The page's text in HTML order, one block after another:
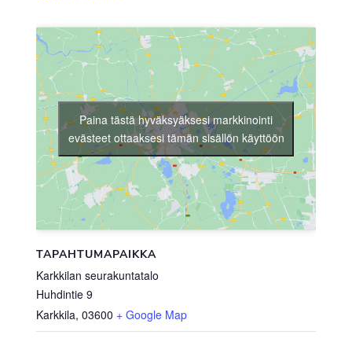
TAPAHTUMAPAIKKA
Karkkilan seurakuntatalo
Huhdintie 9
Karkkila, 03600 + Google Map
Paina tästä hyväksyäksesi markkinointi
evästeet ottaaksesi tämän sisällön käyttöön